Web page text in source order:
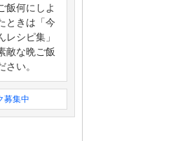
飯何にしよ
ときは「今
レシピ集」
敵な晩ご飯
さい。
募集中